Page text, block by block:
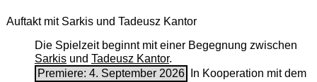
Auftakt mit Sarkis und Tadeusz Kantor
Die Spielzeit beginnt mit einer Begegnung zwischen
Sarkisund Tadeusz Kantor.
Premiere: 4. September 2026
In Kooperation mit dem